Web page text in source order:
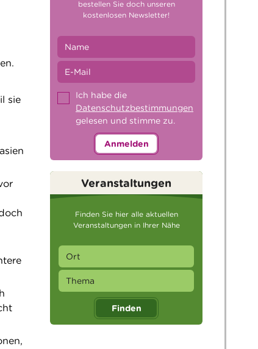
sie
bestellen Sie doch unseren
kostenlosen Newsletter!
Ich habe die
Datenschutzbestimmungen
gelesen und stimme zu.
Anmelden
Veranstaltungen
Finden Sie hier alle aktuellen
Veranstaltungen in Ihrer Nähe
Finden